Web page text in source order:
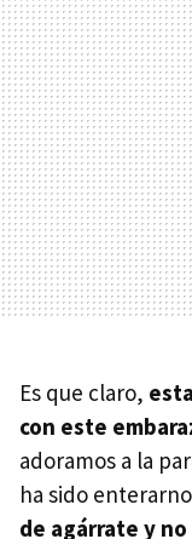
Es que claro,
con este
adoramos a la
ha sido
de agárrate y